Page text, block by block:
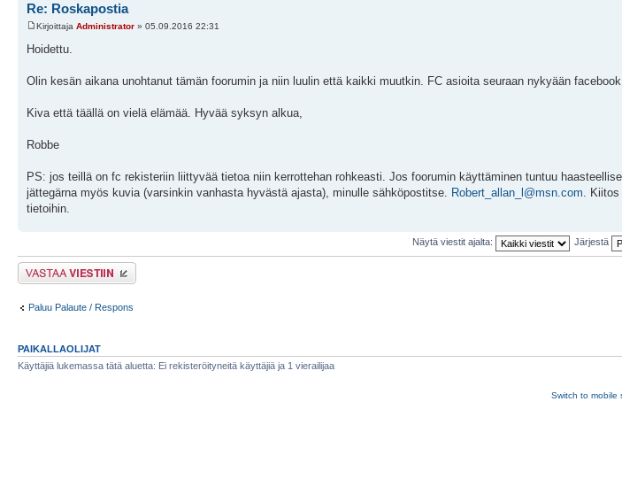
Re: Roskapostia
Kirjoittaja Administrator » 05.09.2016 22:31
Hoidettu.
Olin kesän aikana unohtanut tämän foorumin ja niin luulin että kaikki muutkin. FC asioita seuraan nykyään facebook
Kiva että täällä on vielä elämää. Hyvää syksyn alkua,
Robbe
PS: jos teillä on fc rekisteriin liittyvää tietoa niin kerrottehan rohkeasti. Jos foorumin käyttäminen tuntuu
jättegärna myös kuvia (varsinkin vanhasta hyvästä ajasta), minulle sähköpostitse. Robert_allan_l@msn.com .
tietoihin.
Näytä viestit ajalta: Järjestä
Lähetä vastaus
Paluu Palaute / Respons
PAIKALLAOLIJAT
Käyttäjiä lukemassa tätä aluetta: Ei rekisteröityneitä käyttäjiä ja 1 vierailijaa
Switch to mobile